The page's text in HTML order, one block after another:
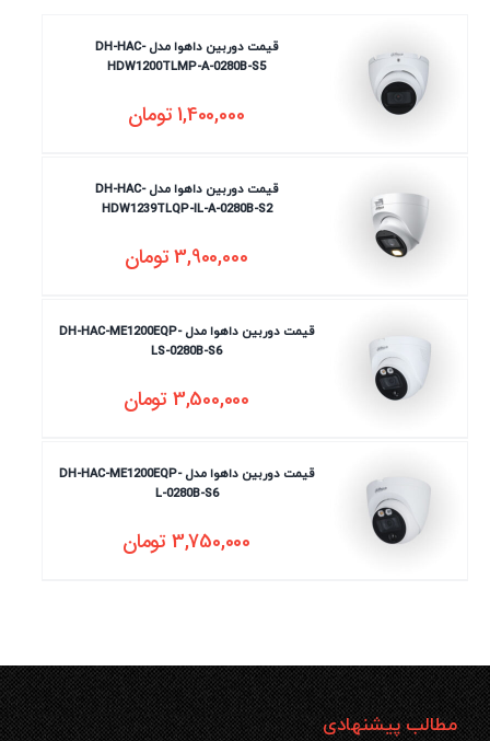
قیمت دوربین داهوا مدل DH-HAC-
HDW1200TLMP-A-0280B-S5
1,400,000تومان
قیمت دوربین داهوا مدل DH-HAC-
HDW1239TLQP-IL-A-0280B-S2
3,900,000تومان
قیمت دوربین داهوا مدل DH-HAC-ME1200EQP-
LS-0280B-S6
3,500,000تومان
قیمت دوربین داهوا مدل DH-HAC-ME1200EQP-
L-0280B-S6
3,750,000تومان
مطالب پیشنهادی